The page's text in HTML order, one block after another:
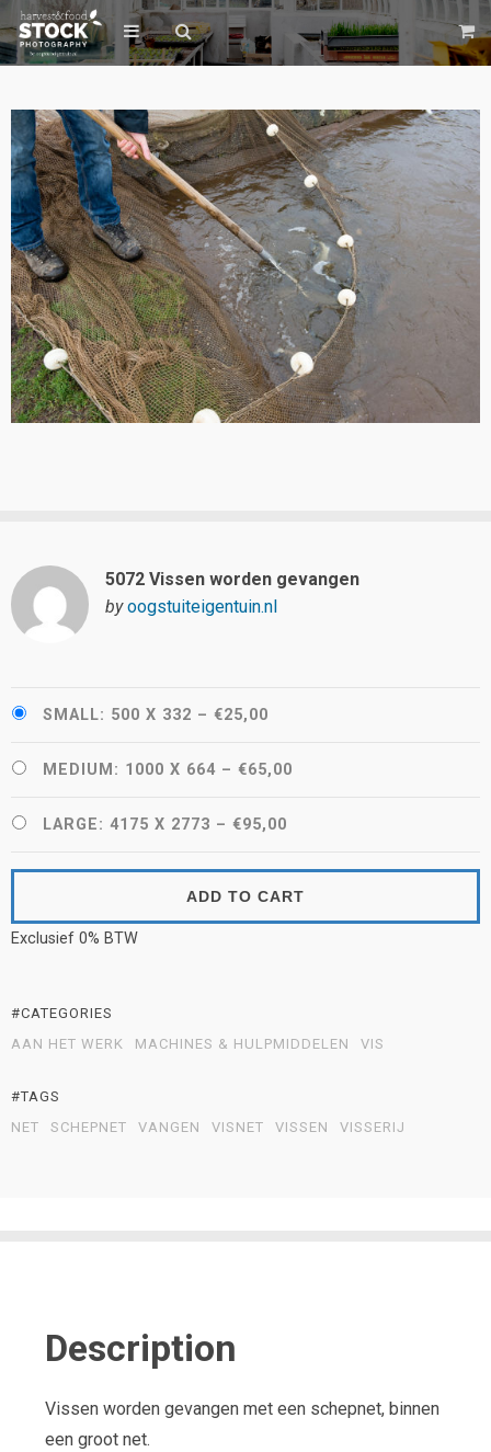
5072 Vissen worden gevangen
by oogstuiteigentuin.nl
SMALL: 500 X 332 – €25,00
MEDIUM: 1000 X 664 – €65,00
LARGE: 4175 X 2773 – €95,00
ADD TO CART
Exclusief 0% BTW
#CATEGORIES
AAN HET WERK
MACHINES & HULPMIDDELEN VIS
#TAGS
NET
SCHEPNET VANGEN VISNET VISSEN VISSERIJ
Description
Vissen worden gevangen met een schepnet, binnen
een groot net.